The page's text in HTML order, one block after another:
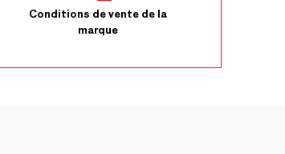
Conditions de vente de la
marque